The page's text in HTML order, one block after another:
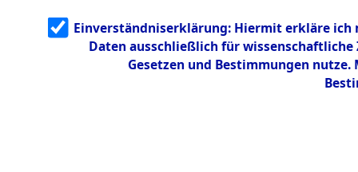
g
5.3.3
Todesmärsch
Einverständniserklärung: Hiermit erkläre ich
Daten ausschließlich für
Gesetzen und Bestimmungen